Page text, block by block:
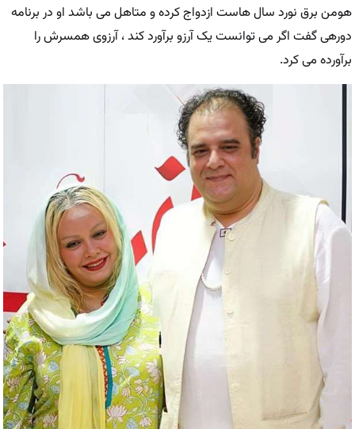
هومن برق نورد سال هاست ازدواج کرده و متاهل می باشد او در برنامه
دورهی گفت اگر می توانست یک آرزو برآورد کند ، آرزوی همسرش را
برآورده می کرد.